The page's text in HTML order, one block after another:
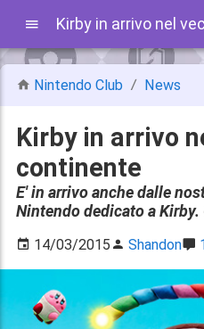
Nintendo Club News
Kirby in arrivo
continente
E' in arrivo anche dalle
Nintendo dedicato a
14/03/2015 Shandon